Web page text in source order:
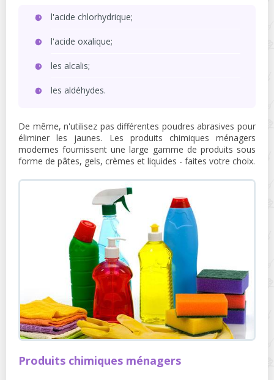
l'acide chlorhydrique;
l'acide oxalique;
les alcalis;
les aldéhydes.
De même, n'utilisez pas différentes poudres abrasives pour
éliminer les jaunes. Les produits chimiques ménagers
modernes fournissent une large gamme de produits sous
forme de pâtes, gels, crèmes et liquides - faites votre choix.
Produits chimiques ménagers